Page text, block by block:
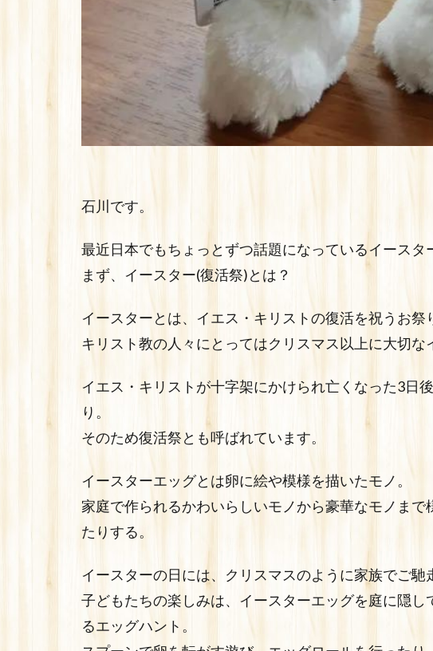
石川です。
最近日本でもちょっとずつ話題になっているイースタ
まず、イースター(復活祭)とは？
イースターとは、イエス・キリストの復活を祝うお祭
キリスト教の人々にとってはクリスマス以上に大切な
イエス・キリストが十字架にかけられ亡くなった3日
り。
そのため復活祭とも呼ばれています。
イースターエッグとは卵に絵や模様を描いたモノ。
家庭で作られるかわいらしいモノから豪華なモノま
たりする。
イースターの日には、クリスマスのように家族でご馳
子どもたちの楽しみは、イースターエッグを庭に隠
るエッグハント。